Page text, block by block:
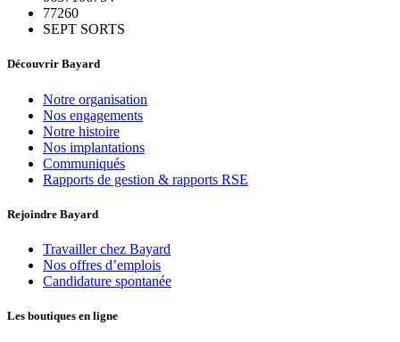
77260
SEPT SORTS
Découvrir Bayard
Notre organisation
Nos engagements
Notre histoire
Nos implantations
Communiqués
Rapports de gestion & rapports RSE
Rejoindre Bayard
Travailler chez Bayard
Nos offres d’emplois
Candidature spontanée
Les boutiques en ligne